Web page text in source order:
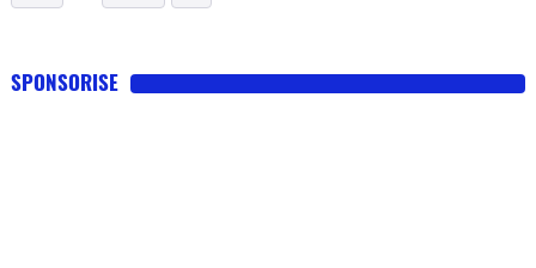
SPONSORISE